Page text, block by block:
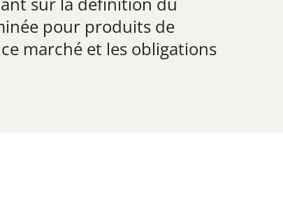
pour produits de
marché et les obligations